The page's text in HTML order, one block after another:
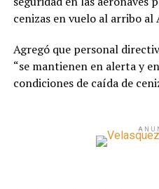
cenizas en vuelo al arribo al
Agregó que personal
“se mantienen en alerta y
condiciones de caída de